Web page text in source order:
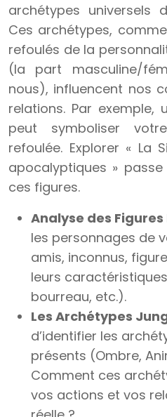
archétypes universels
Ces archétypes,
refoulés de la
(la part masculine/
nous), influencent nos
relations. Par exemple,
peut symboliser
refoulée. Explorer « La
apocalyptiques »
ces figures.
Analyse des Figures
les personnages de
amis, inconnus,
leurs
bourreau, etc.).
Les Archétypes
d’identifier les
présents (Ombre,
Comment ces
vos actions et vos